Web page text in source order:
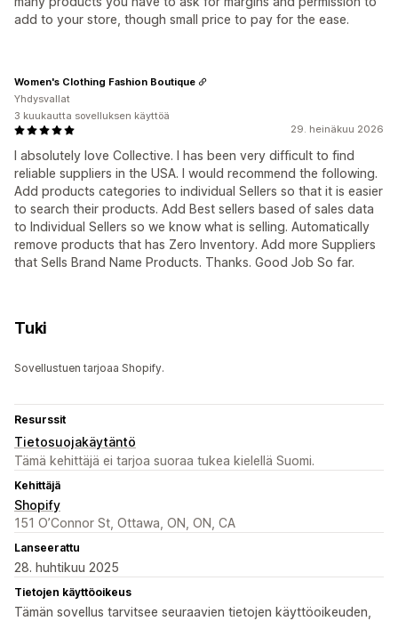
add to your store, though small price to pay for the ease.
29. heinäkuu 2026
I absolutely love Collective. I has been very difficult to find
reliable suppliers in the USA. I would recommend the following.
Add products categories to individual Sellers so that it is easier
to search their products. Add Best sellers based of sales data
to Individual Sellers so we know what is selling. Automatically
remove products that has Zero Inventory. Add more Suppliers
that Sells Brand Name Products. Thanks. Good Job So far.
Women's Clothing Fashion Boutique
Yhdysvallat
3 kuukautta sovelluksen käyttöä
Tuki
Sovellustuen tarjoaa Shopify.
Resurssit
Tietosuojakäytäntö
Tämä kehittäjä ei tarjoa suoraa tukea kielellä Suomi.
Kehittäjä
Shopify
151 O’Connor St, Ottawa, ON, ON, CA
Lanseerattu
28. huhtikuu 2025
Tietojen käyttöoikeus
Tämän sovellus tarvitsee seuraavien tietojen käyttöoikeuden,